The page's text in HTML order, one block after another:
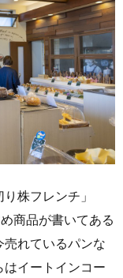
株フレンチ」
商品が書いてある
れているパンな
イートインコー